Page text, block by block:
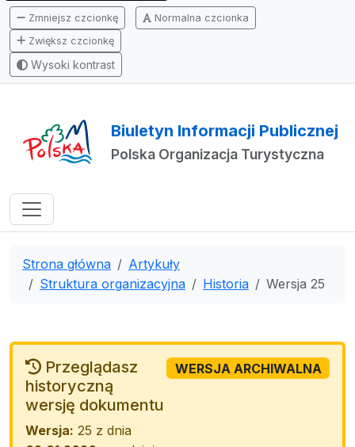
Zmniejsz czcionkę
Normalna czcionka
Zwiększ czcionkę
Wysoki kontrast
Biuletyn Informacji Publicznej
Polska Organizacja Turystyczna
Strona główna
Artykuły
Struktura organizacyjna
Historia Wersja 25
Przeglądasz
historyczną
wersję dokumentu
Wersja: 25 z dnia
WERSJA ARCHIWALNA